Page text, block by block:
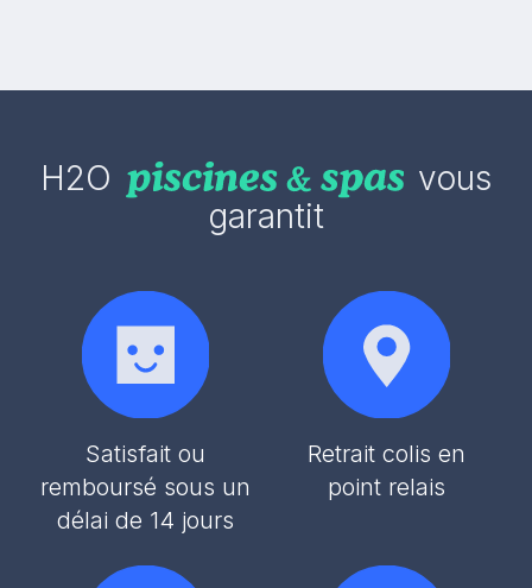
H2O
vous
garantit
Satisfait ou
remboursé sous un
délai de 14 jours
Retrait colis en
point relais